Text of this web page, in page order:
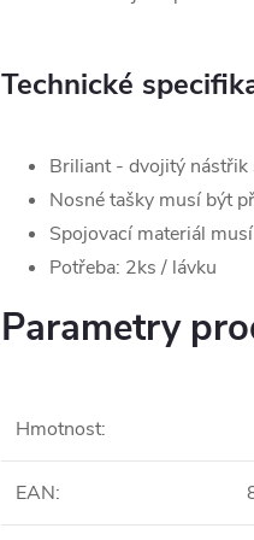
Technické
Briliant - dvojitý nástřik
Nosné tašky musí být
Spojovací materiál
Potřeba: 2ks / lávku
Parametry
Hmotnost:
EAN: